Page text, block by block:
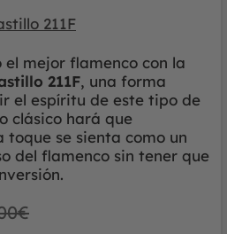
211F
mejor flamenco con la
211F, una forma
el espíritu de este tipo de
clásico hará que
toque se sienta como un
del flamenco sin tener que
€